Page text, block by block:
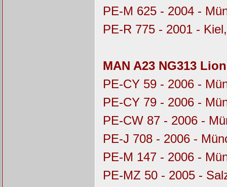
PE-M 625 - 2004 -
PE-R 775 - 2001 -
MAN A23 NG313
PE-CY 59 - 2006 -
PE-CY 79 - 2006 -
PE-CW 87 - 2006 -
PE-J 708 - 2006 -
PE-M 147 - 2006 -
PE-MZ 50 - 2005 -